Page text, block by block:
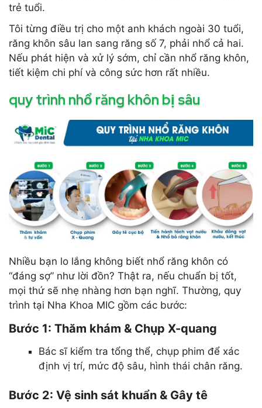
trẻ tuổi.
Tôi từng điều trị cho một anh khách ngoài 30 tuổi,
răng khôn sâu lan sang răng số 7, phải nhổ cả hai.
Nếu phát hiện và xử lý sớm, chỉ cần nhổ răng khôn,
tiết kiệm chi phí và công sức hơn rất nhiều.
quy trình nhổ răng khôn bị sâu
Nhiều bạn lo lắng không biết nhổ răng khôn có
“đáng sợ” như lời đồn? Thật ra, nếu chuẩn bị tốt,
mọi thứ sẽ nhẹ nhàng hơn bạn nghĩ. Thường, quy
trình tại Nha Khoa MIC gồm các bước:
Bước 1: Thăm khám & Chụp X-quang
Bác sĩ kiểm tra tổng thể, chụp phim để xác
định vị trí, mức độ sâu, hình thái chân răng.
Bước 2: Vệ sinh sát khuẩn & Gây tê